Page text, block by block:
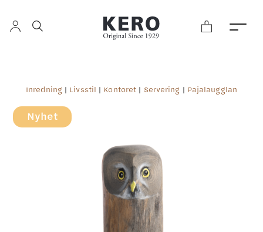
Inredning | Livsstil | Kontoret | Servering | Pajalaugglan
Nyhet